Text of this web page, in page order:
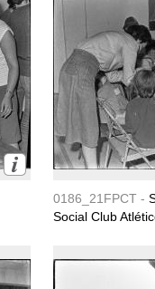
0186_21FPCT -
Social Club